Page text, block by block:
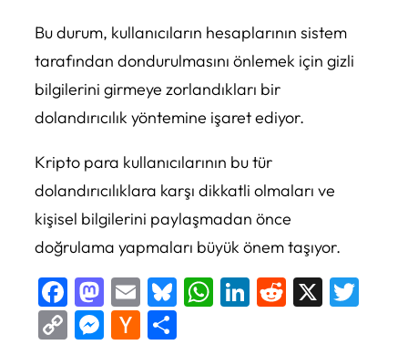
Bu durum, kullanıcıların hesaplarının sistem
tarafından dondurulmasını önlemek için gizli
bilgilerini girmeye zorlandıkları bir
dolandırıcılık yöntemine işaret ediyor.
Kripto para kullanıcılarının bu tür
dolandırıcılıklara karşı dikkatli olmaları ve
kişisel bilgilerini paylaşmadan önce
doğrulama yapmaları büyük önem taşıyor.
Facebook
Mastodon
EmailBluesky
WhatsApp
LinkedIn
Reddit
X
CopyMessenger
Hacker